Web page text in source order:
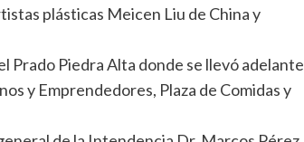
plásticas Meicen Liu de China y
Prado Piedra Alta donde se llevó adelante
y Emprendedores, Plaza de Comidas y